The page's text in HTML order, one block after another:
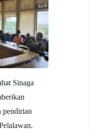
Sinaga
pendirian